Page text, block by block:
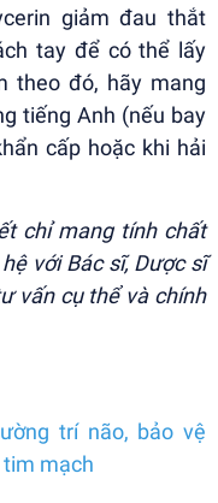
giảm đau thắt
tay để có thể lấy
theo đó, hãy mang
tiếng Anh (nếu bay
cấp hoặc khi hải
chỉ mang tính chất
với Bác sĩ, Dược sĩ
vấn cụ thể và chính
trí não, bảo vệ
mạch